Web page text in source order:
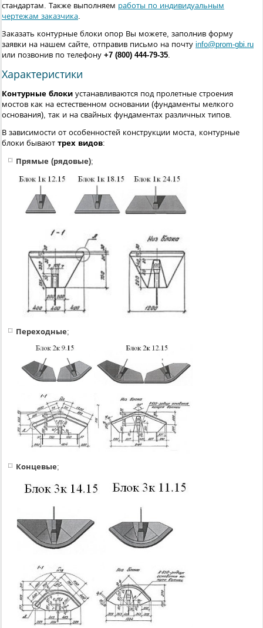
стандартам. Также выполняем работы по индивидуальным
чертежам заказчика.
Заказать контурные блоки опор Вы можете, заполнив форму
заявки на нашем сайте, отправив письмо на почту info@prom-gbi.ru
или позвонив по телефону +7 (800) 444-79-35.
Характеристики
Контурные блоки устанавливаются под пролетные строения
мостов как на естественном основании (фундаменты мелкого
основания), так и на свайных фундаментах различных типов.
В зависимости от особенностей конструкции моста, контурные
блоки бывают трех видов:
Прямые (рядовые);
Переходные;
Концевые;